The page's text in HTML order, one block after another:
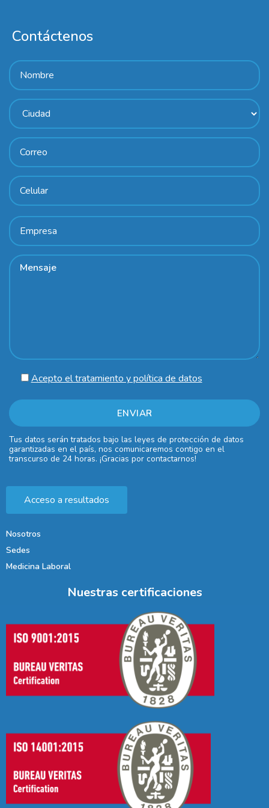
Contáctenos
Acepto el tratamiento y política de datos
Tus datos serán tratados bajo las leyes de protección de datos
garantizadas en el país, nos comunicaremos contigo en el
transcurso de 24 horas. ¡Gracias por contactarnos!
Acceso a resultados
Nosotros
Sedes
Medicina Laboral
Nuestras certificaciones